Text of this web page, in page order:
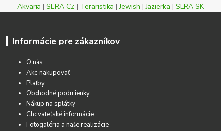
Akvaria | SERA CZ | Teraristika |Jewish |Jazierka | SERA SK
Informácie pre zákazníkov
O nás
Ako nakupovať
Platby
Obchodné podmienky
Nákup na splátky
Chovateľské informácie
Fotogaléria a naše realizácie